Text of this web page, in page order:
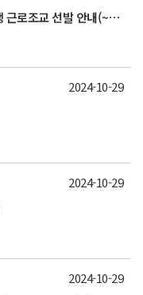
2024학년도 LnL 웹페이지 관리 대학원생 근로조교 선발 안내(~11/1)
2024-10-29
2024-10-29
2024-10-29